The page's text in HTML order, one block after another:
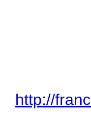
http://